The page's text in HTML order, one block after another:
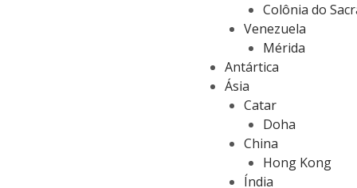
Colônia do
Venezuela
Mérida
Antártica
Ásia
Catar
Doha
China
Hong Kong
Índia